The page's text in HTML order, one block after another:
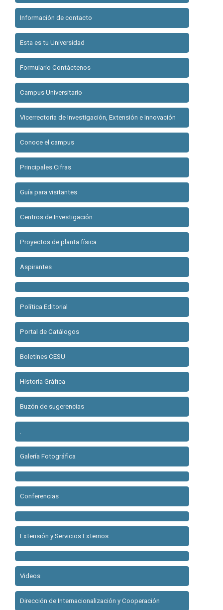
Información de contacto
Esta es tu Universidad
Formulario Contáctenos
Campus Universitario
Vicerrectoría de Investigación, Extensión e Innovación
Conoce el campus
Principales Cifras
Guía para visitantes
Centros de Investigación
Proyectos de planta física
Aspirantes
Política Editorial
Portal de Catálogos
Boletines CESU
Historia Gráfica
Buzón de sugerencias
.
Galería Fotográfica
Conferencias
Extensión y Servicios Externos
Videos
Dirección de Internacionalización y Cooperación